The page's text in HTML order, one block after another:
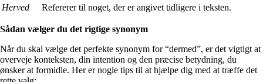
Herved
Refererer til noget, der er angivet tidligere i teksten.
Sådan vælger du det rigtige synonym
Når du skal vælge det perfekte synonym for “dermed”, er det vigtigt at
overveje konteksten, din intention og den præcise betydning, du
ønsker at formidle. Her er nogle tips til at hjælpe dig med at træffe det